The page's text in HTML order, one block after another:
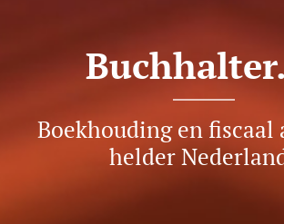
Boekhouding en fiscaal
helder